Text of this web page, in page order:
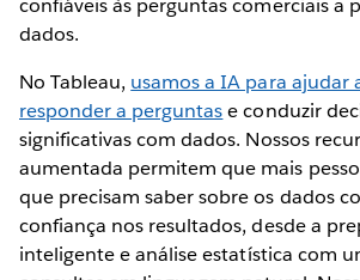
confiáveis às perguntas comerciais a
dados.
No Tableau, usamos a IA para ajudar
responder a perguntase conduzir
significativas com dados. Nossos
aumentada permitem que mais
que precisam saber sobre os dados
confiança nos resultados, desde a
inteligente e análise estatística com